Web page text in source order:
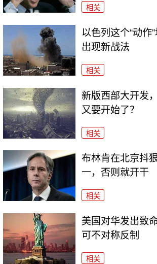
相关
以色列这个“动作
出现新战法
相关
新版西部大开发
又要开始了？
相关
布林肯在北京抖
一，否则就开干
相关
美国对华发出致
可不对称反制
相关